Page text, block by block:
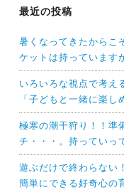
最近の投稿
暑くなってきたからこ
ケットは持っています
いろいろな視点で考え
「子どもと一緒に楽し
極寒の潮干狩り！！準
チ・・・。持っていっ
遊ぶだけで終わらない
簡単にできる好奇心の